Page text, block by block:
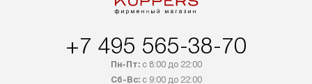
+7 495 565-38-70
Пн-Пт:с 8:00 до 22:00
Сб-Вс:с 9:00 до 22:00